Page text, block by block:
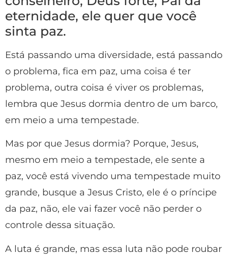
eternidade, ele quer que você
sinta paz.
Está passando uma diversidade, está passando
o problema, fica em paz, uma coisa é ter
problema, outra coisa é viver os problemas,
lembra que Jesus dormia dentro de um barco,
em meio a uma tempestade.
Mas por que Jesus dormia? Porque, Jesus,
mesmo em meio a tempestade, ele sente a
paz, você está vivendo uma tempestade muito
grande, busque a Jesus Cristo, ele é o príncipe
da paz, não, ele vai fazer você não perder o
controle dessa situação.
A luta é grande, mas essa luta não pode roubar